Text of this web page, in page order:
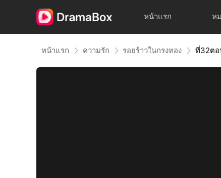
หน้าแรก ห
หน้าแรก ความรัก รอยร้าวในกรงทอง ที่32ต